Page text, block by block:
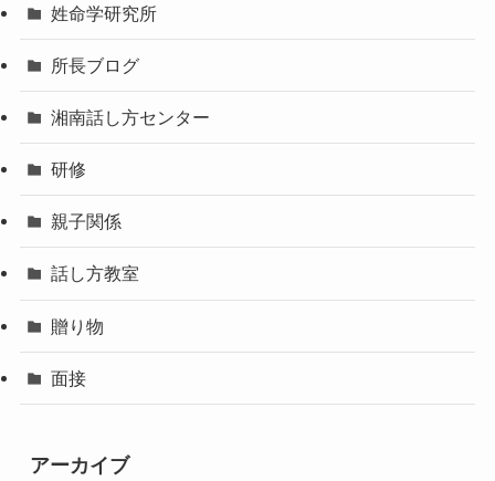
姓命学研究所
所長ブログ
湘南話し方センター
研修
親子関係
話し方教室
贈り物
面接
アーカイブ